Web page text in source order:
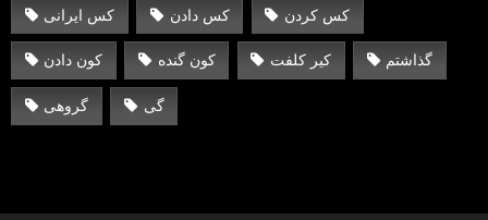
کس ایرانی کس دادن کس کردن
کون دادن کون گنده کیر کلفت گذاشتم
گروهی گی